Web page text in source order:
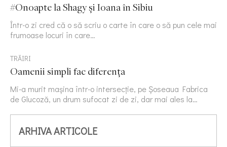
#Onoapte la Shagy și Ioana în Sibiu
Într-o zi cred că o să scriu o carte în care o să pun cele mai
frumoase locuri în care…
TRĂIRI
Oamenii simpli fac diferența
Mi-a murit mașina într-o intersecție, pe Șoseaua Fabrica
de Glucoză, un drum sufocat zi de zi, dar mai ales la…
ARHIVA ARTICOLE